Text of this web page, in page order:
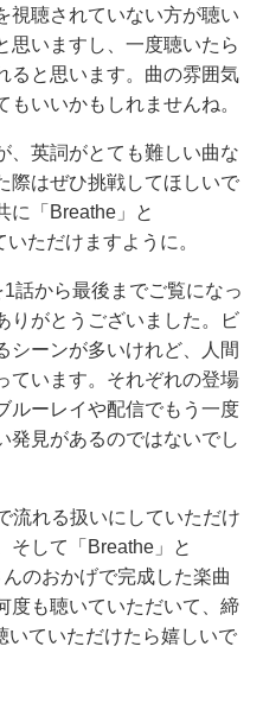
視聴されていない方が聴い
思いますし、一度聴いたら
ると思います。曲の雰囲気
いいかもしれませんね。
英詞がとても難しい曲な
際はぜひ挑戦してほしいで
「Breathe」と
ただけますように。
1話から最後までご覧になっ
りがとうございました。ビ
シーンが多いけれど、人間
ています。それぞれの登場
ルーレイや配信でもう一度
発見があるのではないでし
流れる扱いにしていただけ
そして「Breathe」と
のおかげで完成した楽曲
度も聴いていただいて、締
いていただけたら嬉しいで